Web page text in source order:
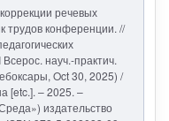
речевых
трудов конференции. //
науч.-практич.
Oct 30, 2025) /
[etc.]. – 2025. –
издательство